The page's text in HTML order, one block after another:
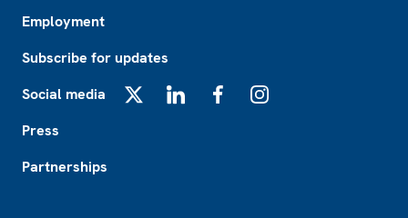
Employment
Subscribe for updates
Social media
Press
Partnerships